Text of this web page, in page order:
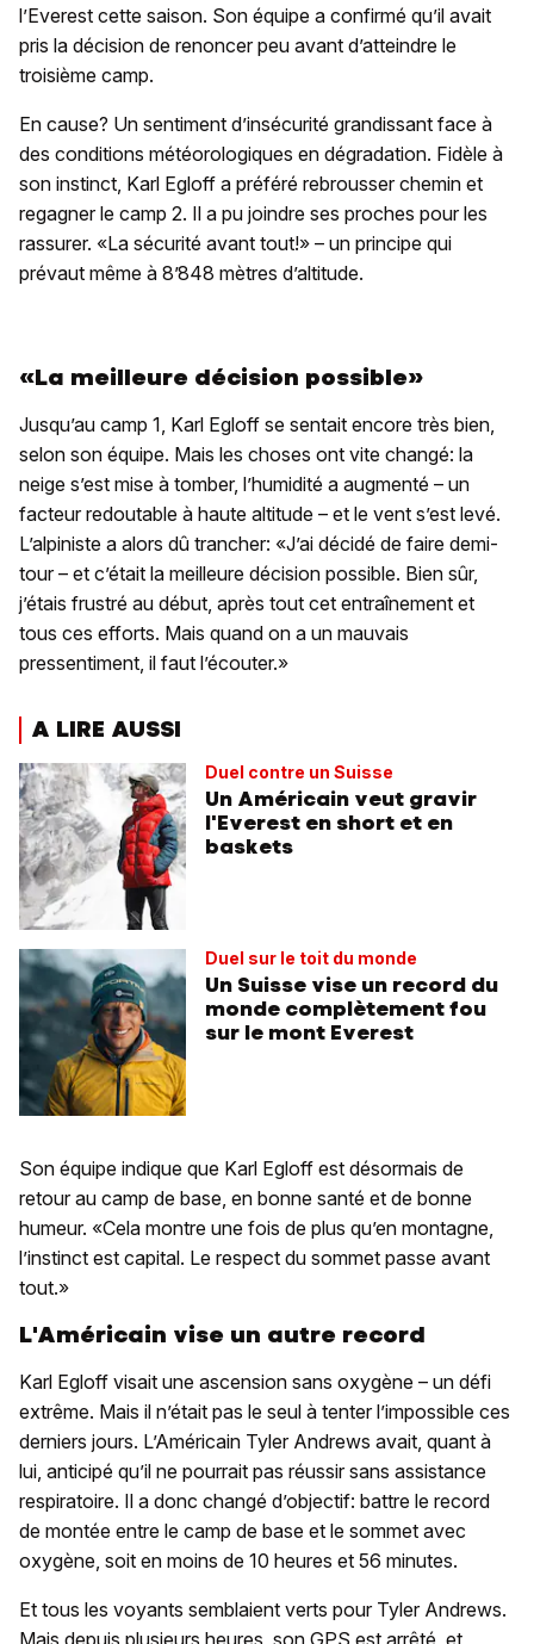
l’Everest cette saison. Son équipe a confirmé qu’il avait
pris la décision de renoncer peu avant d’atteindre le
troisième camp.
En cause? Un sentiment d’insécurité grandissant face à
des conditions météorologiques en dégradation. Fidèle à
son instinct, Karl Egloff a préféré rebrousser chemin et
regagner le camp 2. Il a pu joindre ses proches pour les
rassurer. «La sécurité avant tout!» – un principe qui
prévaut même à 8’848 mètres d’altitude.
«La meilleure décision possible»
Jusqu’au camp 1, Karl Egloff se sentait encore très bien,
selon son équipe. Mais les choses ont vite changé: la
neige s’est mise à tomber, l’humidité a augmenté – un
facteur redoutable à haute altitude – et le vent s’est levé.
L’alpiniste a alors dû trancher: «J’ai décidé de faire demi-
tour – et c’était la meilleure décision possible. Bien sûr,
j’étais frustré au début, après tout cet entraînement et
tous ces efforts. Mais quand on a un mauvais
pressentiment, il faut l’écouter.»
A LIRE AUSSI
Duel contre un Suisse
Un Américain veut gravir
l'Everest en short et en
baskets
Duel sur le toit du monde
Un Suisse vise un record du
monde complètement fou
sur le mont Everest
Son équipe indique que Karl Egloff est désormais de
retour au camp de base, en bonne santé et de bonne
humeur. «Cela montre une fois de plus qu’en montagne,
l’instinct est capital. Le respect du sommet passe avant
tout.»
L'Américain vise un autre record
Karl Egloff visait une ascension sans oxygène – un défi
extrême. Mais il n’était pas le seul à tenter l’impossible ces
derniers jours. L’Américain Tyler Andrews avait, quant à
lui, anticipé qu’il ne pourrait pas réussir sans assistance
respiratoire. Il a donc changé d’objectif: battre le record
de montée entre le camp de base et le sommet avec
oxygène, soit en moins de 10 heures et 56 minutes.
Et tous les voyants semblaient verts pour Tyler Andrews.